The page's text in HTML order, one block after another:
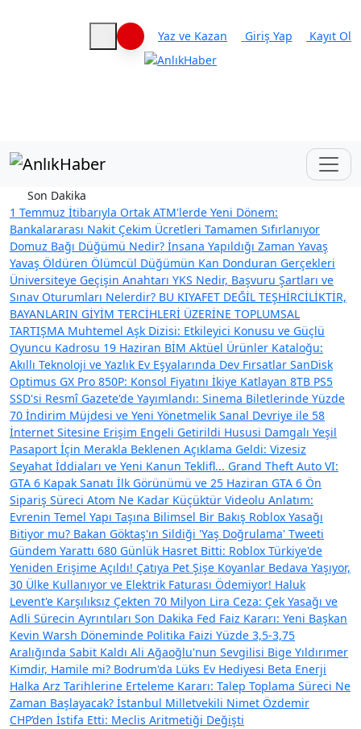
Haberleri keşfet
Yaz ve Kazan Giriş Yap Kayıt Ol
Son Dakika
1 Temmuz İtibarıyla Ortak ATM'lerde Yeni Dönem:
Bankalararası Nakit Çekim Ücretleri Tamamen Sıfırlanıyor
Domuz Bağı Düğümü Nedir? İnsana Yapıldığı Zaman Yavaş
Yavaş Öldüren Ölümcül Düğümün Kan Donduran Gerçekleri
Üniversiteye Geçişin Anahtarı YKS Nedir, Başvuru Şartları ve
Sınav Oturumları Nelerdir? BU KIYAFET DEĞİL TEŞHİRCİLİKTİR,
BAYANLARIN GİYİM TERCİHLERİ ÜZERİNE TOPLUMSAL
TARTIŞMA Muhtemel Aşk Dizisi: Etkileyici Konusu ve Güçlü
Oyuncu Kadrosu 19 Haziran BİM Aktüel Ürünler Kataloğu:
Akıllı Teknoloji ve Yazlık Ev Eşyalarında Dev Fırsatlar SanDisk
Optimus GX Pro 850P: Konsol Fiyatını İkiye Katlayan 8TB PS5
SSD'si Resmî Gazete'de Yayımlandı: Sinema Biletlerinde Yüzde
70 İndirim Müjdesi ve Yeni Yönetmelik Sanal Devriye ile 58
İnternet Sitesine Erişim Engeli Getirildi Hususi Damgalı Yeşil
Pasaport İçin Merakla Beklenen Açıklama Geldi: Vizesiz
Seyahat İddiaları ve Yeni Kanun Teklifl... Grand Theft Auto VI:
GTA 6 Kapak Sanatı İlk Görünümü ve 25 Haziran GTA 6 Ön
Sipariş Süreci Atom Ne Kadar Küçüktür Videolu Anlatım:
Evrenin Temel Yapı Taşına Bilimsel Bir Bakış Roblox Yasağı
Bitiyor mu? Bakan Göktaş'ın Sildiği 'Yaş Doğrulama' Tweeti
Gündem Yarattı 680 Günlük Hasret Bitti: Roblox Türkiye'de
Yeniden Erişime Açıldı! Çatıya Pet Şişe Koyanlar Bedava Yaşıyor,
30 Ülke Kullanıyor ve Elektrik Faturası Ödemiyor! Haluk
Levent'e Karşılıksız Çekten 70 Milyon Lira Ceza: Çek Yasağı ve
Adli Sürecin Ayrıntıları Son Dakika Fed Faiz Kararı: Yeni Başkan
Kevin Warsh Döneminde Politika Faizi Yüzde 3,5-3,75
Aralığında Sabit Kaldı Ali Ağaoğlu'nun Sevgilisi Bige Yıldırımer
Kimdir, Hamile mi? Bodrum'da Lüks Ev Hediyesi Beta Enerji
Halka Arz Tarihlerine Erteleme Kararı: Talep Toplama Süreci Ne
Zaman Başlayacak? İstanbul Milletvekili Nimet Özdemir
CHP’den İstifa Etti: Meclis Aritmetiği Değişti